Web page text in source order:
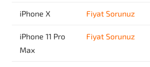
iPhone X Fiyat Sorunuz
iPhone 11 Pro
Max
Fiyat Sorunuz